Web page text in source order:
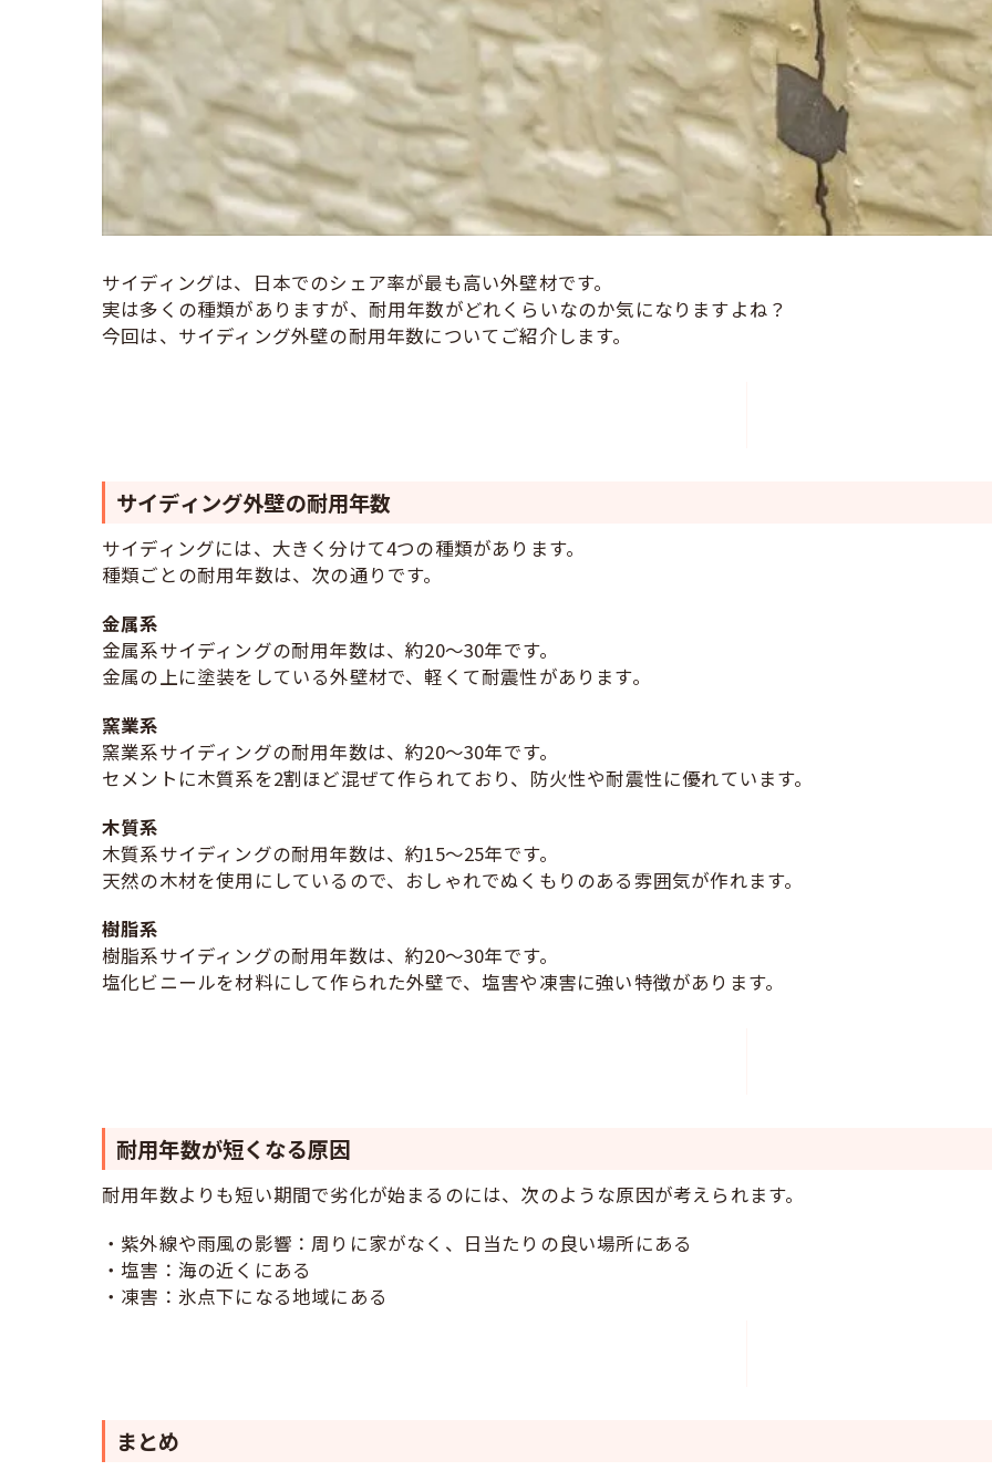
サイディングは、日本でのシェア率が最も高い外壁材です。
実は多くの種類がありますが、耐用年数がどれくらいなのか気になりますよね？
今回は、サイディング外壁の耐用年数についてご紹介します。
サイディング外壁の耐用年数
サイディングには、大きく分けて4つの種類があります。
種類ごとの耐用年数は、次の通りです。
金属系
金属系サイディングの耐用年数は、約20～30年です。
金属の上に塗装をしている外壁材で、軽くて耐震性があります。
窯業系
窯業系サイディングの耐用年数は、約20～30年です。
セメントに木質系を2割ほど混ぜて作られており、防火性や耐震性に優れています。
木質系
木質系サイディングの耐用年数は、約15～25年です。
天然の木材を使用にしているので、おしゃれでぬくもりのある雰囲気が作れます。
樹脂系
樹脂系サイディングの耐用年数は、約20～30年です。
塩化ビニールを材料にして作られた外壁で、塩害や凍害に強い特徴があります。
耐用年数が短くなる原因
耐用年数よりも短い期間で劣化が始まるのには、次のような原因が考えられます。
・紫外線や雨風の影響：周りに家がなく、日当たりの良い場所にある
・塩害：海の近くにある
・凍害：氷点下になる地域にある
まとめ